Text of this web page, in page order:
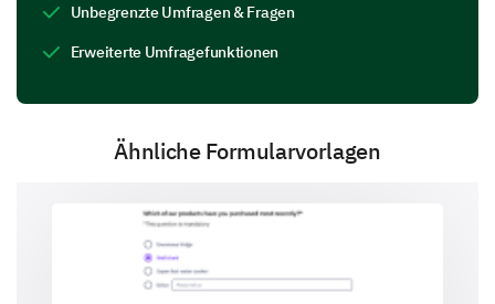
those that could potentially be improved.
Unbegrenzte Umfragen & Fragen
Erweiterte Umfragefunktionen
Ähnliche Formularvorlagen